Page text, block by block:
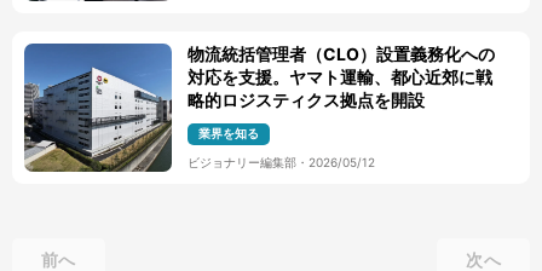
物流統括管理者（CLO）設置義務化への
対応を支援。ヤマト運輸、都心近郊に戦
略的ロジスティクス拠点を開設
業界を知る
ビジョナリー編集部・ 2026/05/12
前へ 次へ